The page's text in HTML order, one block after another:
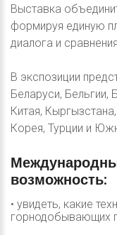
Выставка
формируя единую
диалога и
В экспозиции
Беларуси, Бельгии,
Китая,
Корея, Турции и
возможность:
• увидеть, какие
горнодобывающих